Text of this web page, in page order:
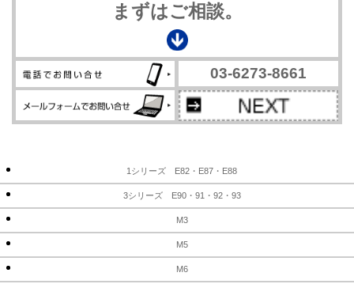
まずはご相談。
03-6273-8661
1シリーズ E82・E87・E88
3シリーズ E90・91・92・93
M3
M5
M6